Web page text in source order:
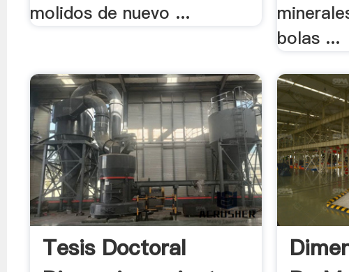
molidos de nuevo ...
bolas ...
Tesis Doctoral